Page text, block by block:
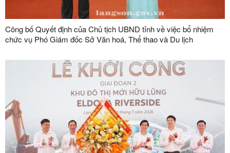
Công bố Quyết định của Chủ tịch UBND tỉnh về việc bổ nhiệm
chức vụ Phó Giám đốc Sở Văn hoá, Thể thao và Du lịch